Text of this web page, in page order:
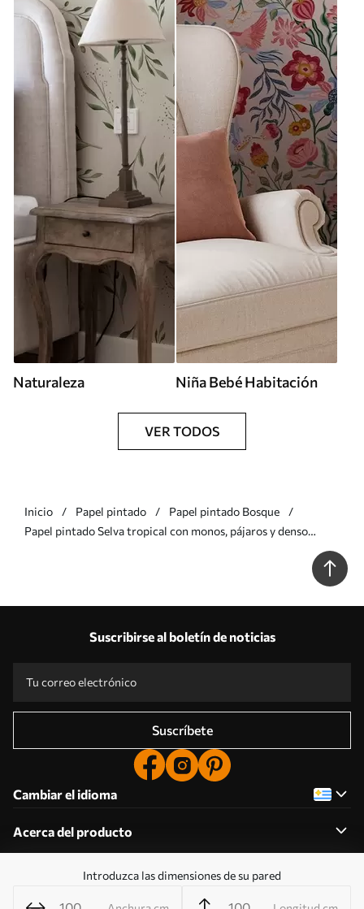
Introduzca las dimensiones de su pared
Naturaleza Niña Bebé Habitación
VER TODOS
Inicio Papel pintado
Papel pintado Bosque
Papel pintado Selva tropical con monos, pájaros y denso
Suscribirse al boletín de noticias
Suscríbete
Cambiar el idioma
Acerca del producto
Acerca de la empresa